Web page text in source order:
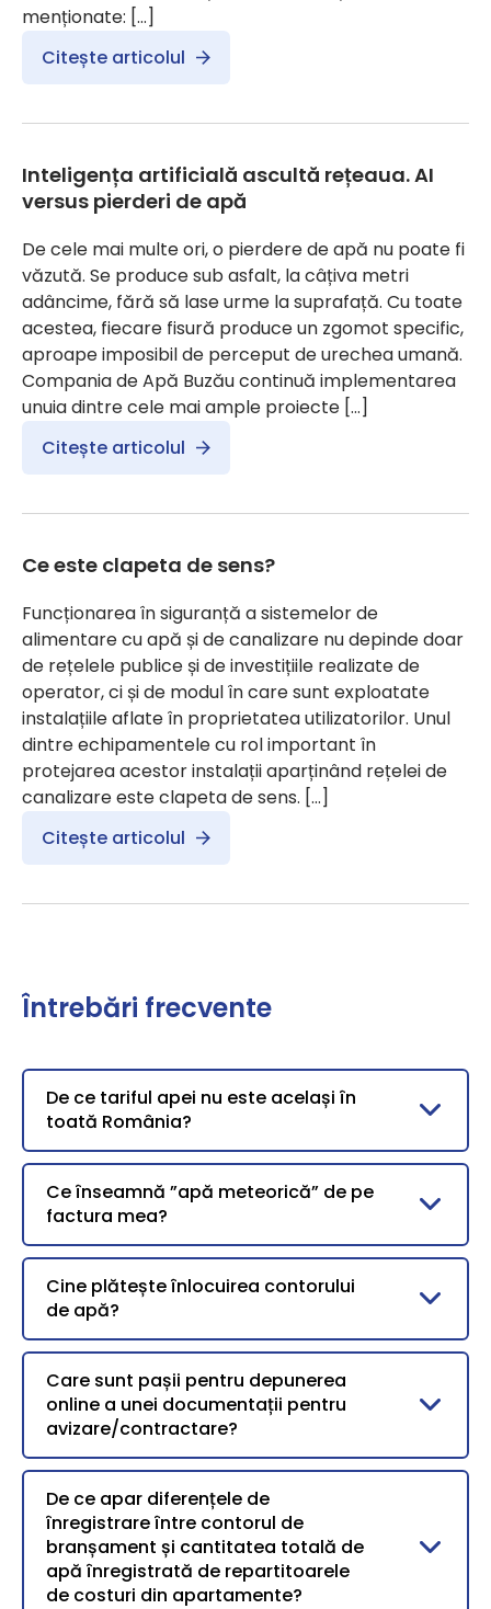
menționate: […]
Citește articolul
Inteligența artificială ascultă rețeaua. AI
versus pierderi de apă
De cele mai multe ori, o pierdere de apă nu poate fi
văzută. Se produce sub asfalt, la câțiva metri
adâncime, fără să lase urme la suprafață. Cu toate
acestea, fiecare fisură produce un zgomot specific,
aproape imposibil de perceput de urechea umană.
Compania de Apă Buzău continuă implementarea
unuia dintre cele mai ample proiecte […]
Citește articolul
Ce este clapeta de sens?
Funcționarea în siguranță a sistemelor de
alimentare cu apă și de canalizare nu depinde doar
de rețelele publice și de investițiile realizate de
operator, ci și de modul în care sunt exploatate
instalațiile aflate în proprietatea utilizatorilor. Unul
dintre echipamentele cu rol important în
protejarea acestor instalații aparținând rețelei de
canalizare este clapeta de sens. […]
Citește articolul
Întrebări frecvente
De ce tariful apei nu este același în
toată România?
Ce înseamnă ”apă meteorică” de pe
factura mea?
Cine plătește înlocuirea contorului
de apă?
Care sunt pașii pentru depunerea
online a unei documentații pentru
avizare/contractare?
De ce apar diferențele de
înregistrare între contorul de
branșament și cantitatea totală de
apă înregistrată de repartitoarele
de costuri din apartamente?